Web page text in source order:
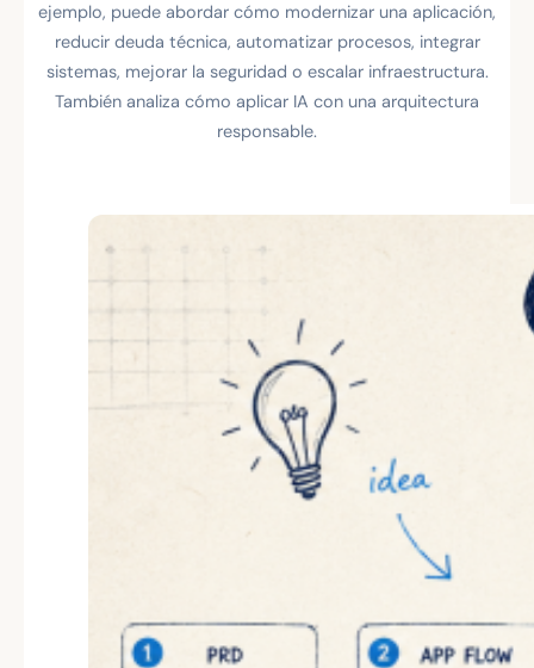
ejemplo, puede abordar cómo modernizar una aplicación,
reducir deuda técnica, automatizar procesos, integrar
sistemas, mejorar la seguridad o escalar infraestructura.
También analiza cómo aplicar IA con una arquitectura
responsable.